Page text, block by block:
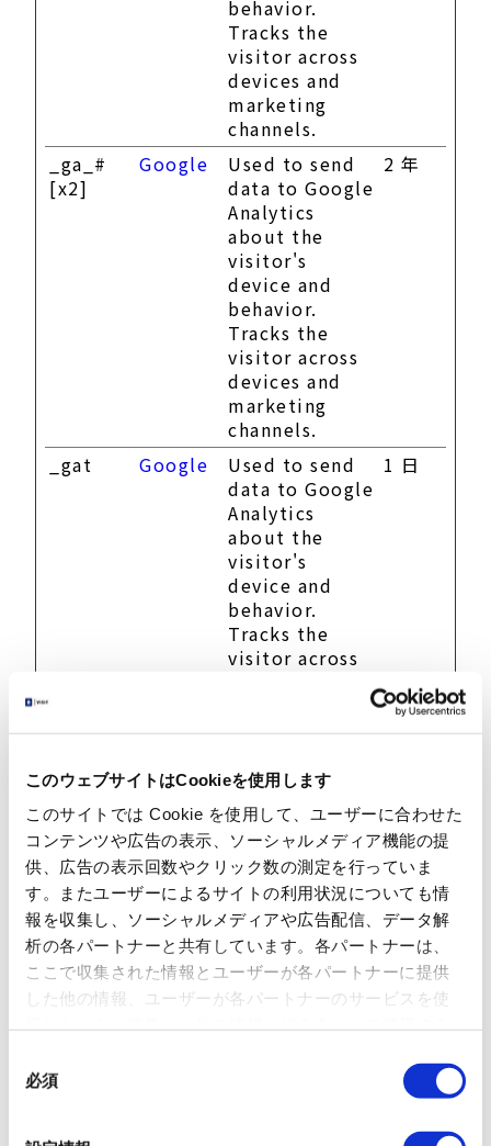
このウェブサイトはCookieを使用します
このサイトでは Cookie を使用して、ユーザーに合わせた
コンテンツや広告の表示、ソーシャルメディア機能の提
供、広告の表示回数やクリック数の測定を行っていま
す。またユーザーによるサイトの利用状況についても情
報を収集し、ソーシャルメディアや広告配信、データ解
析の各パートナーと共有しています。各パートナーは、
ここで収集された情報とユーザーが各パートナーに提供
した他の情報、ユーザーが各パートナーのサービスを使
ッキーに同意したことになります。
必須
behavior.
Tracks the
visitor across
devices and
marketing
channels.
_ga_#
[x2]
Google
Used to send
data to Google
Analytics
about the
visitor's
device and
behavior.
Tracks the
visitor across
devices and
marketing
channels.
2 年
_gat Google
Used to send
data to Google
Analytics
about the
visitor's
device and
behavior.
Tracks the
visitor across
channels.
1 日
_GESPS
K-
crwdcnt
rl.net
This cookie
registers data
on the visitor.
The
information is
used to
optimize
advertisement
relevance.
_GESPS
eo.com
Google
Collects data
永続